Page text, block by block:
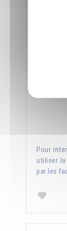
Pour
utiliser
par les